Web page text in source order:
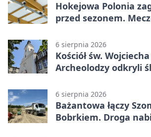
Hokejowa Polonia
przed sezonem.
6 sierpnia 2026
Kościół św.
Archeolodzy odkryli
6 sierpnia 2026
Bażantowa łączy
Bobrkiem. Droga